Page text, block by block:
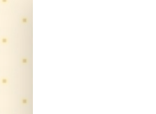
Salta
contenuto